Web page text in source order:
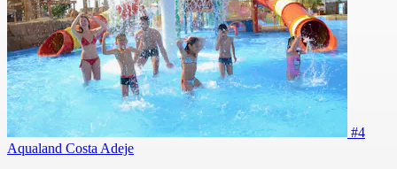
#4
Aqualand Costa Adeje